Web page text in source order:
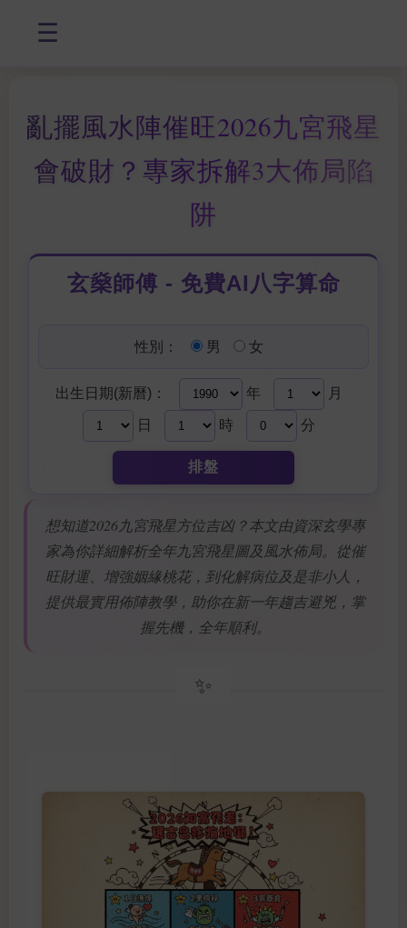
☰
亂擺風水陣催旺2026九宮飛星
會破財？專家拆解3大佈局陷
阱
玄燊師傅 - 免費AI八字算命
性別： 男 女
出生日期(新曆)： 年 月
日 時 分
排盤
想知道2026九宮飛星方位吉凶？本文由資深玄學專
家為你詳細解析全年九宮飛星圖及風水佈局。從催
旺財運、增強姻緣桃花，到化解病位及是非小人，
提供最實用佈陣教學，助你在新一年趨吉避兇，掌
握先機，全年順利。